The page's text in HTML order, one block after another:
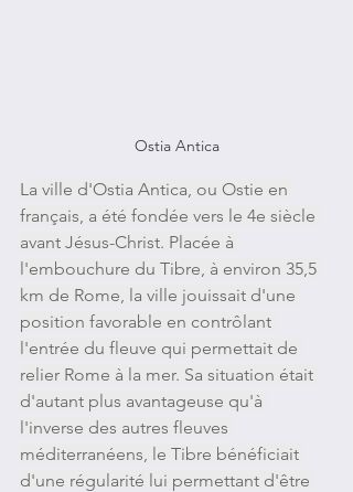
Ostia Antica
La ville d'Ostia Antica, ou Ostie en
français, a été fondée vers le 4e siècle
avant Jésus-Christ. Placée à
l'embouchure du Tibre, à environ 35,5
km de Rome, la ville jouissait d'une
position favorable en contrôlant
l'entrée du fleuve qui permettait de
relier Rome à la mer. Sa situation était
d'autant plus avantageuse qu'à
l'inverse des autres fleuves
méditerranéens, le Tibre bénéficiait
d'une régularité lui permettant d'être